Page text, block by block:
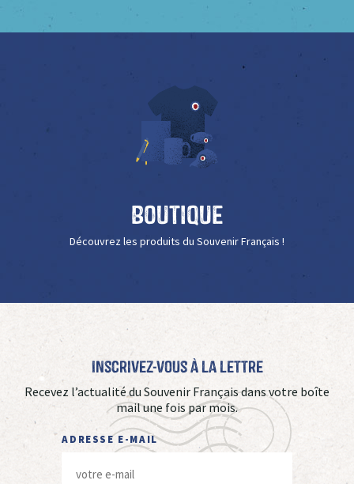
Boutique
Découvrez les produits du Souvenir Français !
Inscrivez-vous à La Lettre
Recevez l’actualité du Souvenir Français dans votre boîte
mail une fois par mois.
ADRESSE E-MAIL